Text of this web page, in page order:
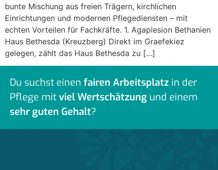
bunte Mischung aus freien Trägern, kirchlichen
Einrichtungen und modernen Pflegediensten – mit
echten Vorteilen für Fachkräfte. 1. Agaplesion Bethanien
Haus Bethesda (Kreuzberg) Direkt im Graefekiez
gelegen, zählt das Haus Bethesda zu […]
Du suchst einen fairen Arbeitsplatz in der
Pflege mitviel Wertschätzung und einem
sehr guten Gehalt?